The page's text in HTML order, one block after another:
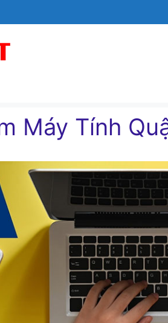
Máy Tính